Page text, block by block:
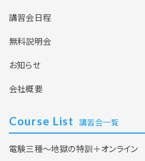
講習会日程
無料説明会
お知らせ
会社概要
Course List 講習会一覧
電験三種～地獄の特訓＋オンライン